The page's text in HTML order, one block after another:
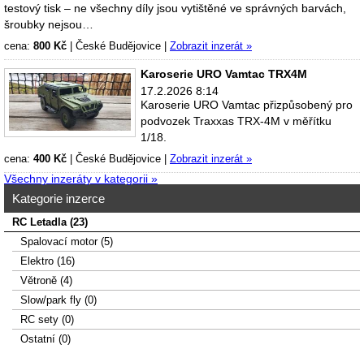
testový tisk – ne všechny díly jsou vytištěné ve správných barvách,
šroubky nejsou…
cena: 800 Kč České Budějovice Zobrazit inzerát »
Karoserie URO Vamtac TRX4M
17.2.2026 8:14
Karoserie URO Vamtac přizpůsobený pro
podvozek Traxxas TRX-4M v měřítku
1/18.
cena: 400 Kč České Budějovice Zobrazit inzerát »
Všechny inzeráty v kategorii »
Kategorie inzerce
RC Letadla (23)
Spalovací­ motor (5)
Elektro (16)
Větroně (4)
Slow/park fly (0)
RC sety (0)
Ostatní (0)